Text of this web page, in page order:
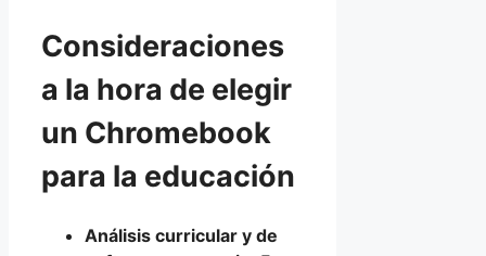
Consideraciones
a la hora de elegir
un Chromebook
para la educación
Análisis curricular y de